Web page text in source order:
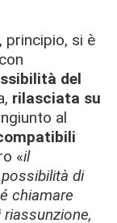
principio, si è
del
rilasciata su
al
«il
di
chiamare